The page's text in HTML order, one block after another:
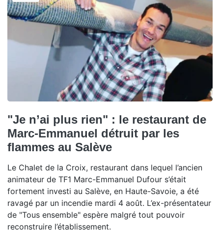
"Je n’ai plus rien" : le restaurant de
Marc-Emmanuel détruit par les
flammes au Salève
Le Chalet de la Croix, restaurant dans lequel l’ancien
animateur de TF1 Marc-Emmanuel Dufour s’était
fortement investi au Salève, en Haute-Savoie, a été
ravagé par un incendie mardi 4 août. L’ex-présentateur
de "Tous ensemble" espère malgré tout pouvoir
reconstruire l’établissement.